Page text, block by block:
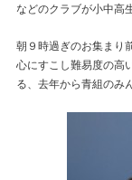
などのクラブが小中高
朝９時過ぎのお集まり
心にすこし難易度の高
る、去年から青組のみ